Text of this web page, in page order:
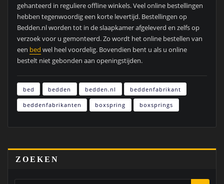
gehanteerd in reguliere offline winkels. Veel online bestellingen
hebben tegenwoordig een korte levertijd. Bestellingen op
Bedden.nl worden tot in de slaapkamer afgeleverd en zelfs op
verzoek voor u gemonteerd. Zo wordt het online bestellen van
een bed wel heel voordelig. Bovendien bent u als u online
bestelt niet gebonden aan openingstijden.
bed bedden bedden.nl beddenfabrikant
beddenfabrikanten boxspring boxsprings
ZOEKEN